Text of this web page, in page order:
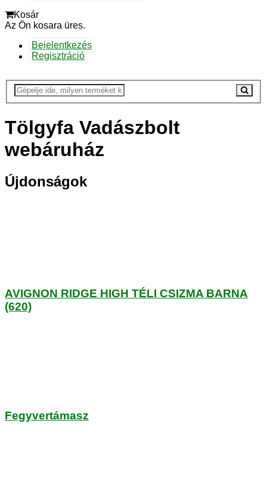
Kosár
Az Ön kosara üres.
Bejelentkezés
Regisztráció
Tölgyfa Vadászbolt
webáruház
Újdonságok
AVIGNON RIDGE HIGH TÉLI CSIZMA BARNA
(620)
Fegyvertámasz